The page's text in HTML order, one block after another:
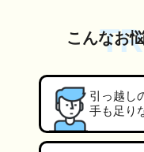
こんなお
引っ越し
手も足り